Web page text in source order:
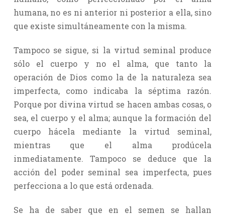
humana, no es ni anterior ni posterior a ella, sino
que existe simultáneamente con la misma.
Tampoco se sigue, si la virtud seminal produce
sólo el cuerpo y no el alma, que tanto la
operación de Dios como la de la naturaleza sea
imperfecta, como indicaba la séptima razón.
Porque por divina virtud se hacen ambas cosas, o
sea, el cuerpo y el alma; aunque la formación del
cuerpo hácela mediante la virtud seminal,
mientras que el alma prodúcela
inmediatamente. Tampoco se deduce que la
acción del poder seminal sea imperfecta, pues
perfecciona a lo que está ordenada.
Se ha de saber que en el semen se hallan